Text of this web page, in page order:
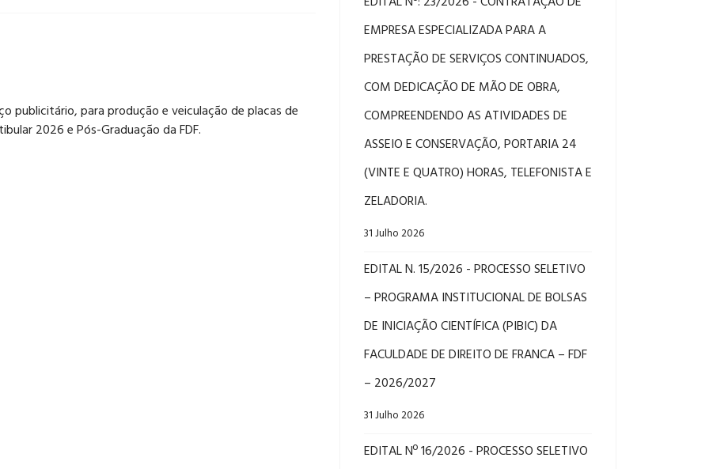
publicitário, para produção e veiculação de placas de
2026 e Pós-Graduação da FDF.
PARA MANUTENÇÃO PREVENTIVA E CORRETIVA DOS ELEVADORES DA FDF.
DE PREÇOS PARA AQUISIÇÃO DE GÊNEROS ALIMENTÍCIOS
EMPRESA ESPECIALIZADA PARA A
PRESTAÇÃO DE SERVIÇOS CONTINUADOS,
COM DEDICAÇÃO DE MÃO DE OBRA,
COMPREENDENDO AS ATIVIDADES DE
ASSEIO E CONSERVAÇÃO, PORTARIA 24
(VINTE E QUATRO) HORAS, TELEFONISTA E
ZELADORIA.
31 Julho 2026
EDITAL N. 15/2026 - PROCESSO SELETIVO
– PROGRAMA INSTITUCIONAL DE BOLSAS
DE INICIAÇÃO CIENTÍFICA (PIBIC) DA
FACULDADE DE DIREITO DE FRANCA – FDF
– 2026/2027
31 Julho 2026
EDITAL Nº 16/2026 - PROCESSO SELETIVO